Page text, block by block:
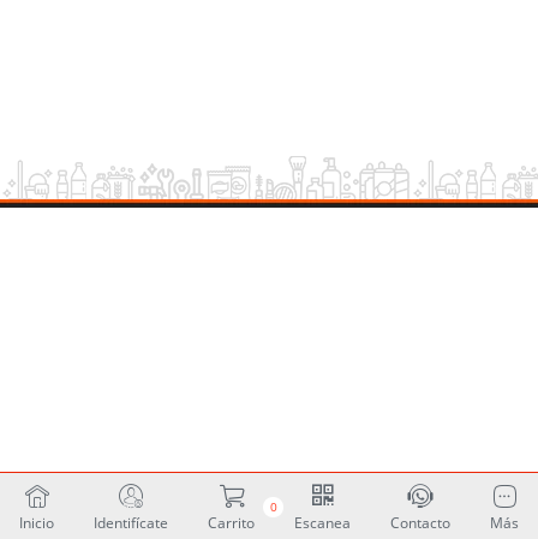
Inicio Identifícate
0
Carrito Escanea Contacto Más